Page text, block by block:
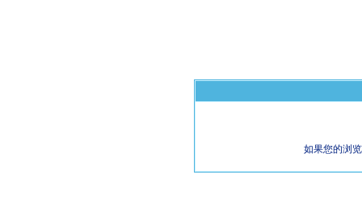
如果您的浏